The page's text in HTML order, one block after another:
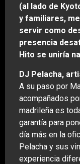
(al lado de
y familiares,
servir como
presencia
Hito se uniría
DJ Pelacha,
A su paso por
acompañados
madrileña es
garantía para
día más en la
Pelacha y sus
experiencia